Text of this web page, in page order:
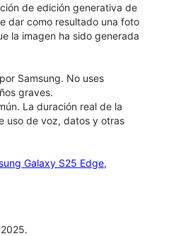
de edición generativa de
dar como resultado una foto
la imagen ha sido generada
Samsung. No uses
graves.
La duración real de la
uso de voz, datos y otras
Galaxy S25 Edge,